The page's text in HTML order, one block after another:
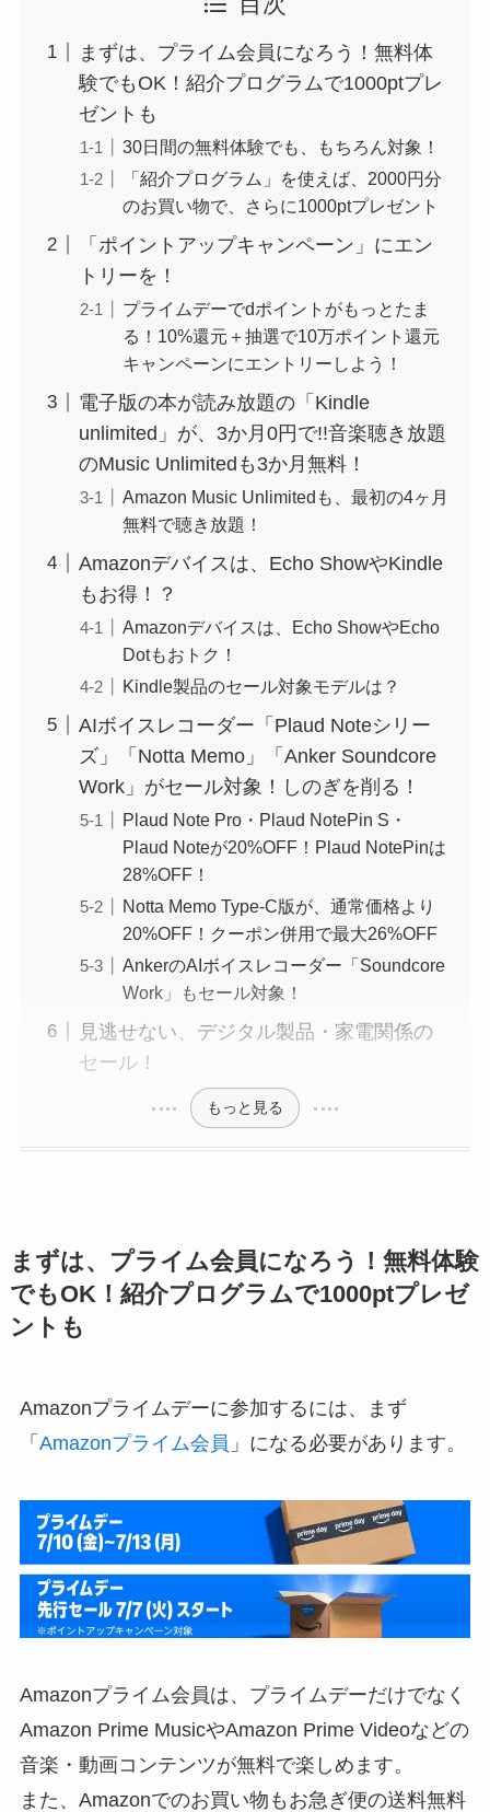
まずは、プライム会員になろう！無料体
験でもOK！紹介プログラムで1000ptプレ
ゼントも
30日間の無料体験でも、もちろん対象！
「紹介プログラム」を使えば、2000円分
のお買い物で、さらに1000ptプレゼント
「ポイントアップキャンペーン」にエン
トリーを！
プライムデーでdポイントがもっとたま
る！10%還元＋抽選で10万ポイント還元
キャンペーンにエントリーしよう！
電子版の本が読み放題の「Kindle
unlimited」が、3か月0円で!!音楽聴き放題
のMusic Unlimitedも3か月無料！
Amazon Music Unlimitedも、最初の4ヶ月
無料で聴き放題！
Amazonデバイスは、Echo ShowやKindle
もお得！？
Amazonデバイスは、Echo ShowやEcho
Dotもおトク！
Kindle製品のセール対象モデルは？
AIボイスレコーダー「Plaud Noteシリー
ズ」「Notta Memo」「Anker Soundcore
Work」がセール対象！しのぎを削る！
Plaud Note Pro・Plaud NotePin S・
Plaud Noteが20%OFF！Plaud NotePinは
28%OFF！
Notta Memo Type-C版が、通常価格より
20%OFF！クーポン併用で最大26%OFF
AnkerのAIボイスレコーダー「Soundcore
Work」もセール対象！
見逃せない、デジタル製品・家電関係の
セール！
もっと見る
まずは、プライム会員になろう！無料体験
でもOK！紹介プログラムで1000ptプレゼ
ントも
Amazonプライムデーに参加するには、まず
「 Amazonプライム会員 」になる必要があります。
Amazonプライム会員は、プライムデーだけでなく
Amazon Prime MusicやAmazon Prime Videoなどの
音楽・動画コンテンツが無料で楽しめます。
また、Amazonでのお買い物もお急ぎ便の送料無料